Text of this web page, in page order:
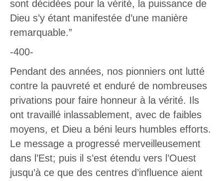
sont décidées pour la vérité, la puissance de
Dieu s’y étant manifestée d’une manière
remarquable.”
-400-
Pendant des années, nos pionniers ont lutté
contre la pauvreté et enduré de nombreuses
privations pour faire honneur à la vérité. Ils
ont travaillé inlassablement, avec de faibles
moyens, et Dieu a béni leurs humbles efforts.
Le message a progressé merveilleusement
dans l’Est; puis il s’est étendu vers l’Ouest
jusqu’à ce que des centres d’influence aient